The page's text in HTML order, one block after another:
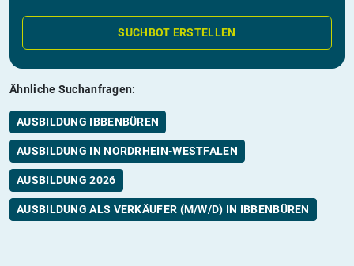
SUCHBOT ERSTELLEN
Ähnliche Suchanfragen:
AUSBILDUNG IBBENBÜREN
AUSBILDUNG IN NORDRHEIN-WESTFALEN
AUSBILDUNG 2026
AUSBILDUNG ALS VERKÄUFER (M/W/D) IN IBBENBÜREN